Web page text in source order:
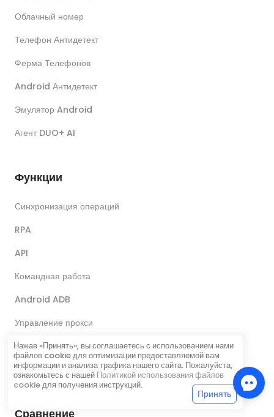
Облачный номер
Телефон Антидетект
Ферма Телефонов
Android Антидетект
Эмулятор Android
Агент DUO+ AI
Функции
Синхронизация операций
RPA
API
Командная работа
Android ADB
Управление прокси
Автопотоковое вещание
Управление облачным хранилищем
Сравнение
Нажав «Принять», вы соглашаетесь с использованием нами
файлов cookie для оптимизации предоставляемой вам
информации и анализа трафика нашего сайта. Пожалуйста,
ознакомьтесь с нашей Политикой использования файлов
cookieдля получения инструкций.
Принять